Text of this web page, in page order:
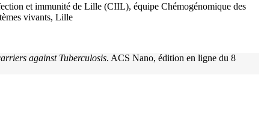
et immunité de Lille (CIIL), équipe Chémogénomique des
vivants, Lille
against Tuberculosis. ACS Nano, édition en ligne du 8